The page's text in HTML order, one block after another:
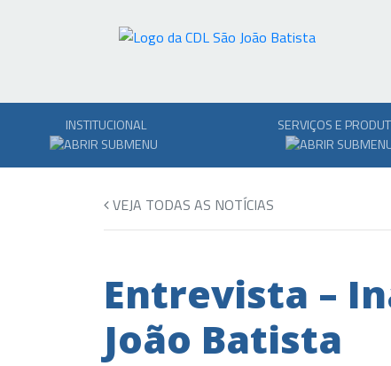
INSTITUCIONAL SERVIÇOS E
VEJA TODAS AS NOTÍCIAS
Entrevista –
João Batista